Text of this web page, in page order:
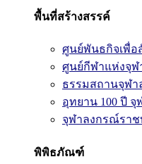
พื้นที่สร้างสรรค์
ศูนย์พันธกิจเพื่อ
ศูนย์กีฬาแห่งจุ
ธรรมสถานจุฬ
อุทยาน 100 ปี จุ
จุฬาลงกรณ์รา
พิพิธภัณฑ์